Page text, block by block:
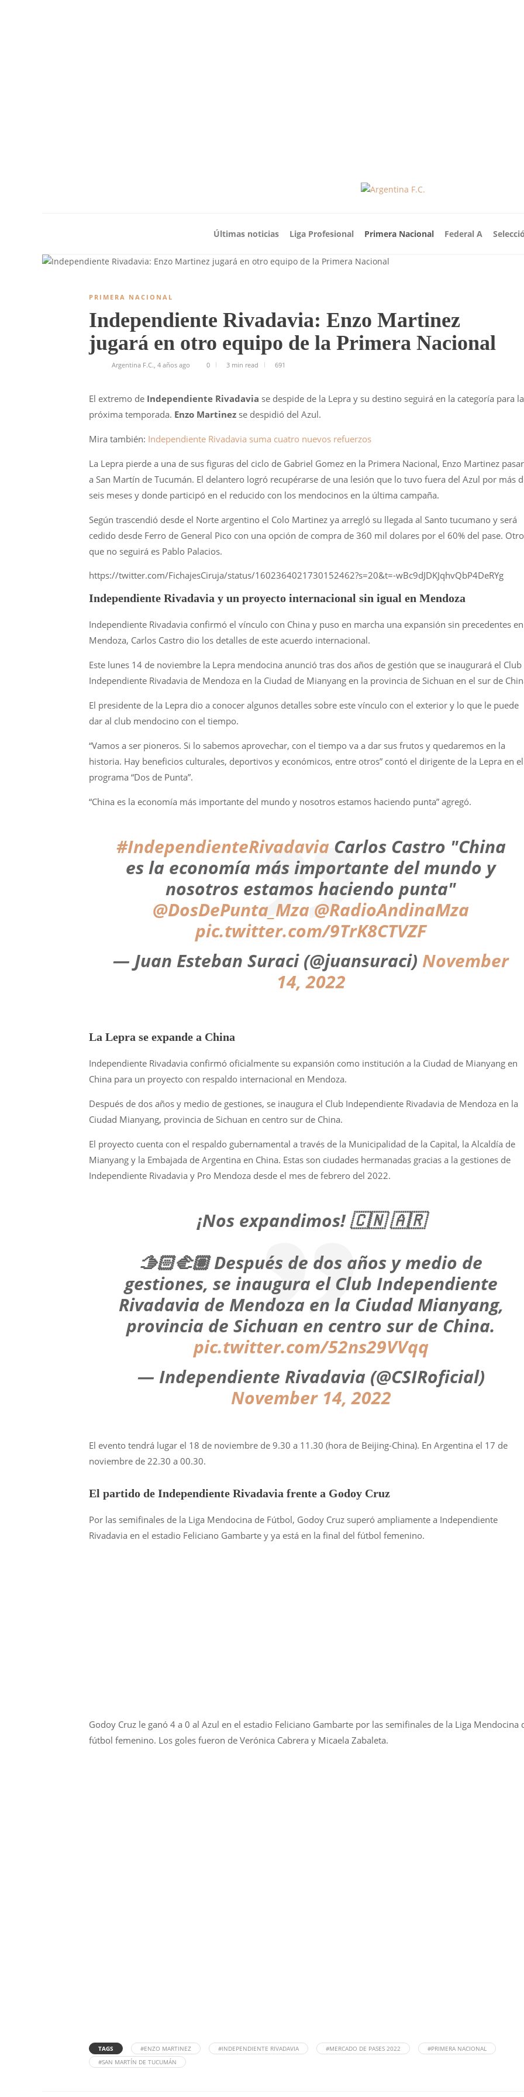
Últimas noticias Liga Profesional Primera Nacional Federal A
PRIMERA NACIONAL
Independiente Rivadavia: Enzo Martinez
jugará en otro equipo de la Primera Nacional
Argentina F.C., 4 años ago 0 3 min read 691
El extremo de Independiente Rivadavia se despide de la Lepra y su destino seguirá en la categoría para la
próxima temporada. Enzo Martinez se despidió del Azul.
Mira también: Independiente Rivadavia suma cuatro nuevos refuerzos
La Lepra pierde a una de sus figuras del ciclo de Gabriel Gomez en la Primera Nacional, Enzo Martinez
a San Martín de Tucumán. El delantero logró recupérarse de una lesión que lo tuvo fuera del Azul por más
seis meses y donde participó en el reducido con los mendocinos en la última campaña.
Según trascendió desde el Norte argentino el Colo Martinez ya arregló su llegada al Santo tucumano y será
cedido desde Ferro de General Pico con una opción de compra de 360 mil dolares por el 60% del pase. Otro
que no seguirá es Pablo Palacios.
https://twitter.com/FichajesCiruja/status/1602364021730152462?s=20&t=-wBc9dJDKJqhvQbP4DeRYg
Independiente Rivadavia y un proyecto internacional sin igual en Mendoza
Independiente Rivadavia confirmó el vínculo con China y puso en marcha una expansión sin precedentes en
Mendoza, Carlos Castro dio los detalles de este acuerdo internacional.
Este lunes 14 de noviembre la Lepra mendocina anunció tras dos años de gestión que se inaugurará el Club
Independiente Rivadavia de Mendoza en la Ciudad de Mianyang en la provincia de Sichuan en el sur de
El presidente de la Lepra dio a conocer algunos detalles sobre este vínculo con el exterior y lo que le puede
dar al club mendocino con el tiempo.
“Vamos a ser pioneros. Si lo sabemos aprovechar, con el tiempo va a dar sus frutos y quedaremos en la
historia. Hay beneficios culturales, deportivos y económicos, entre otros” contó el dirigente de la Lepra en el
programa “Dos de Punta”.
“China es la economía más importante del mundo y nosotros estamos haciendo punta” agregó.
#IndependienteRivadaviaCarlos Castro "China
es la economía más importante del mundo y
nosotros estamos haciendo punta"
@DosDePunta_Mza @RadioAndinaMza
pic.twitter.com/9TrK8CTVZF
— Juan Esteban Suraci (@juansuraci) November
14, 2022
La Lepra se expande a China
Independiente Rivadavia confirmó oficialmente su expansión como institución a la Ciudad de Mianyang en
China para un proyecto con respaldo internacional en Mendoza.
Después de dos años y medio de gestiones, se inaugura el Club Independiente Rivadavia de Mendoza en la
Ciudad Mianyang, provincia de Sichuan en centro sur de China.
El proyecto cuenta con el respaldo gubernamental a través de la Municipalidad de la Capital, la Alcaldía de
Mianyang y la Embajada de Argentina en China. Estas son ciudades hermanadas gracias a la gestiones de
Independiente Rivadavia y Pro Mendoza desde el mes de febrero del 2022.
¡Nos expandimos! 🇨🇳 🇦🇷
🫱🏻‍🫲🏽 Después de dos años y medio de
gestiones, se inaugura el Club Independiente
Rivadavia de Mendoza en la Ciudad Mianyang,
provincia de Sichuan en centro sur de China.
pic.twitter.com/52ns29VVqq
— Independiente Rivadavia (@CSIRoficial)
November 14, 2022
El evento tendrá lugar el 18 de noviembre de 9.30 a 11.30 (hora de Beijing-China). En Argentina el 17 de
noviembre de 22.30 a 00.30.
El partido de Independiente Rivadavia frente a Godoy Cruz
Por las semifinales de la Liga Mendocina de Fútbol, Godoy Cruz superó ampliamente a Independiente
Rivadavia en el estadio Feliciano Gambarte y ya está en la final del fútbol femenino.
Godoy Cruz le ganó 4 a 0 al Azul en el estadio Feliciano Gambarte por las semifinales de la Liga Mendocina
fútbol femenino. Los goles fueron de Verónica Cabrera y Micaela Zabaleta.
TAGS #ENZO MARTINEZ #INDEPENDIENTE RIVADAVIA #MERCADO DE PASES 2022
#PRIMERA NACIONAL
#SAN MARTÍN DE TUCUMÁN